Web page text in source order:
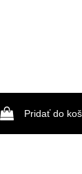
Pridať do